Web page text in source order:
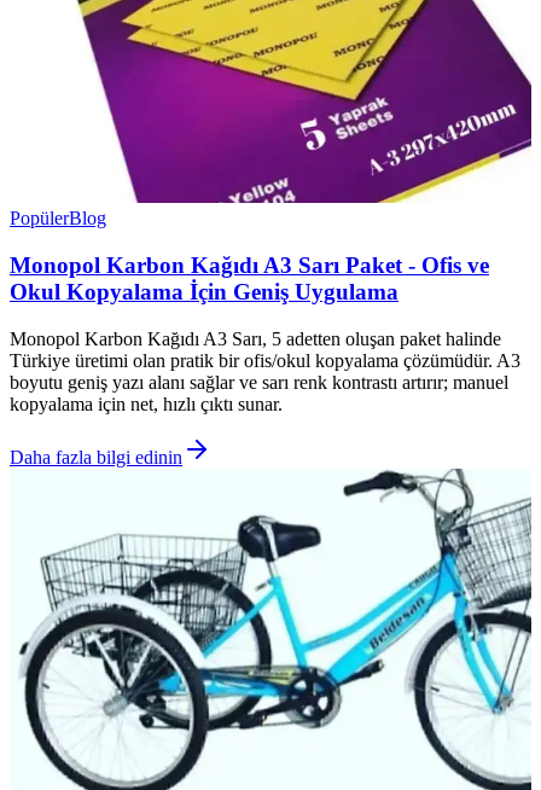
PopülerBlog
Monopol Karbon Kağıdı A3 Sarı Paket - Ofis ve
Okul Kopyalama İçin Geniş Uygulama
Monopol Karbon Kağıdı A3 Sarı, 5 adetten oluşan paket halinde
Türkiye üretimi olan pratik bir ofis/okul kopyalama çözümüdür. A3
boyutu geniş yazı alanı sağlar ve sarı renk kontrastı artırır; manuel
kopyalama için net, hızlı çıktı sunar.
Daha fazla bilgi edinin